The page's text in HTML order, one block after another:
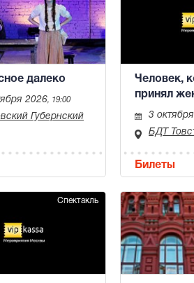
далеко
2026, 19:00
Губернский
Человек,
принял
3
БДТ
Билеты
Спектакль